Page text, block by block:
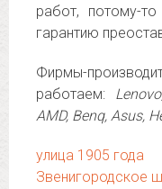
работ, потому-
гарантию
Фирмы-
работаем:
AMD, Benq, Asus,
улица 1905 года
Звенигородское